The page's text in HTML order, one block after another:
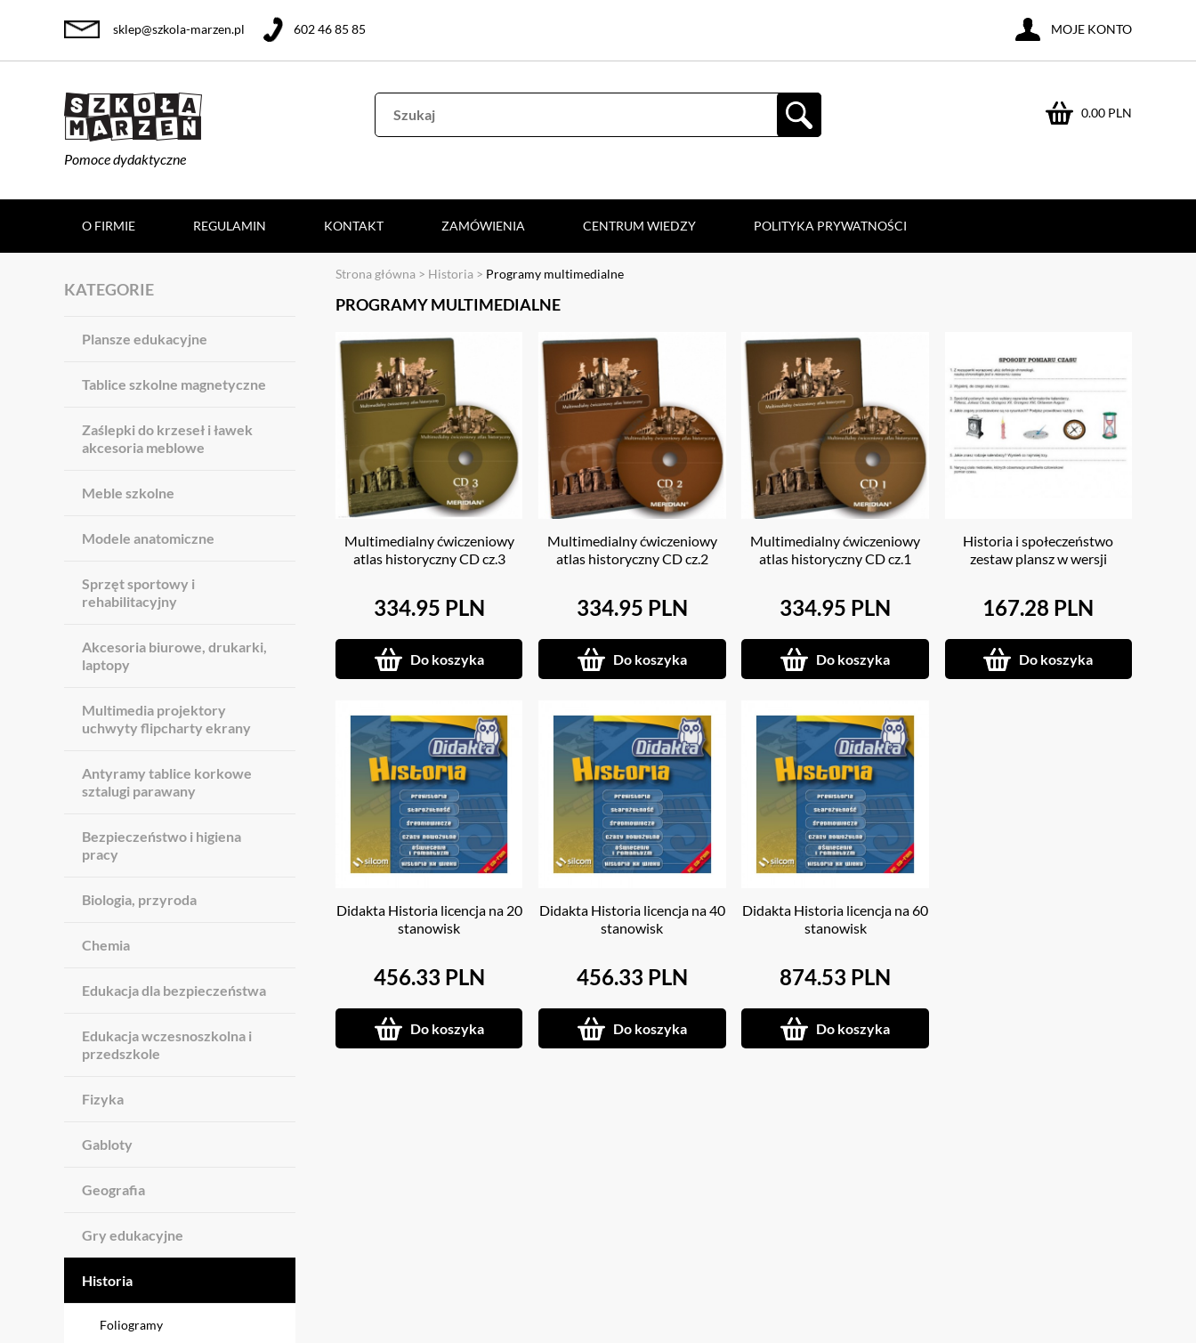
Pomoce dydaktyczne
0.00 PLN
sklep@szkola-marzen.pl 602 46 85 85 MOJE KONTO
O FIRMIE REGULAMIN KONTAKT ZAMÓWIENIA CENTRUM WIEDZY POLITYKA PRYWATNOŚCI
KATEGORIE
Plansze edukacyjne
Tablice szkolne magnetyczne
Zaślepki do krzeseł i ławek
akcesoria meblowe
Meble szkolne
Modele anatomiczne
Sprzęt sportowy i
rehabilitacyjny
Akcesoria biurowe, drukarki,
laptopy
Multimedia projektory
uchwyty flipcharty ekrany
Antyramy tablice korkowe
sztalugi parawany
Bezpieczeństwo i higiena
pracy
Biologia, przyroda
Chemia
Edukacja dla bezpieczeństwa
Edukacja wczesnoszkolna i
przedszkole
Fizyka
Gabloty
Geografia
Gry edukacyjne
Historia
Foliogramy
Strona główna > Historia > Programy multimedialne
PROGRAMY MULTIMEDIALNE
Multimedialny ćwiczeniowy
atlas historyczny CD cz.3
334.95 PLN
Do koszyka
Multimedialny ćwiczeniowy
atlas historyczny CD cz.2
334.95 PLN
Do koszyka
Multimedialny ćwiczeniowy
atlas historyczny CD cz.1
334.95 PLN
Do koszyka
Historia i społeczeństwo
zestaw plansz w wersji
167.28 PLN
Do koszyka
Didakta Historia licencja na 20
stanowisk
456.33 PLN
Do koszyka
Didakta Historia licencja na 40
stanowisk
456.33 PLN
Do koszyka
Didakta Historia licencja na 60
stanowisk
874.53 PLN
Do koszyka